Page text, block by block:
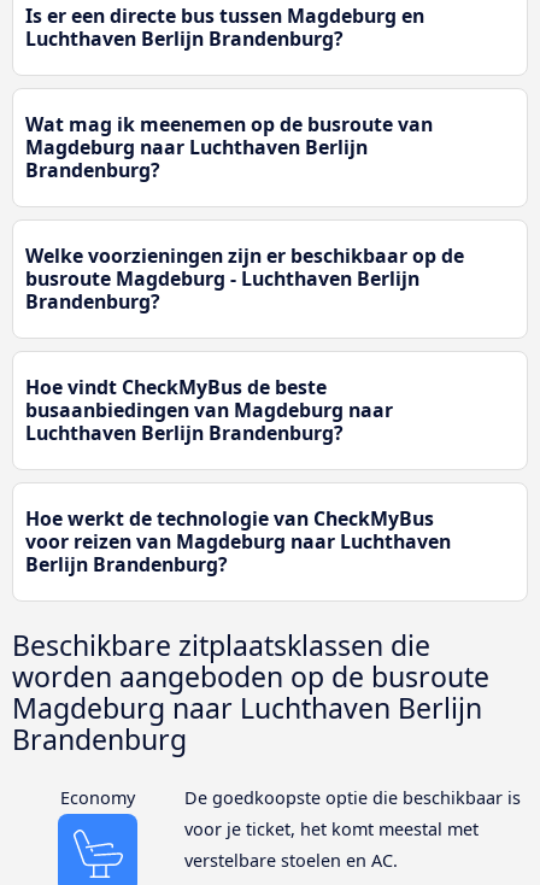
Is er een directe bus tussen Magdeburg en
Luchthaven Berlijn Brandenburg?
Wat mag ik meenemen op de busroute van
Magdeburg naar Luchthaven Berlijn
Brandenburg?
Welke voorzieningen zijn er beschikbaar op de
busroute Magdeburg - Luchthaven Berlijn
Brandenburg?
Hoe vindt CheckMyBus de beste
busaanbiedingen van Magdeburg naar
Luchthaven Berlijn Brandenburg?
Hoe werkt de technologie van CheckMyBus
voor reizen van Magdeburg naar Luchthaven
Berlijn Brandenburg?
Beschikbare zitplaatsklassen die
worden aangeboden op de busroute
Magdeburg naar Luchthaven Berlijn
Brandenburg
Economy
De goedkoopste optie die beschikbaar is
voor je ticket, het komt meestal met
verstelbare stoelen en AC.